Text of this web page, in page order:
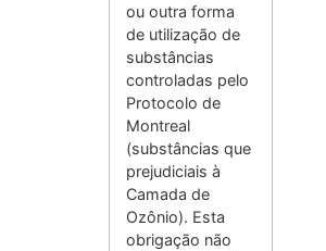
ou outra forma
de utilização de
substâncias
controladas pelo
Protocolo de
Montreal
(substâncias que
prejudiciais à
Camada de
Ozônio). Esta
obrigação não